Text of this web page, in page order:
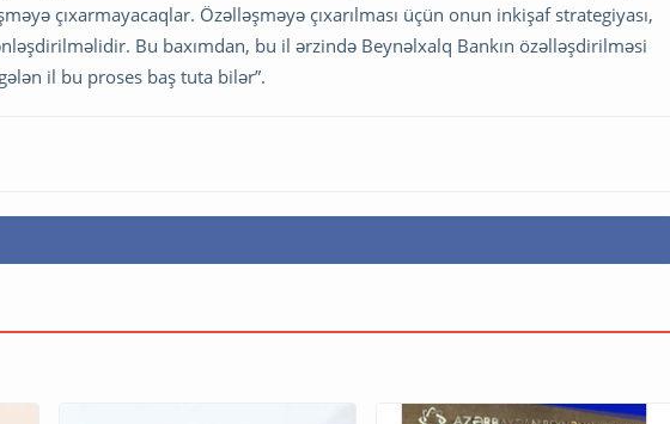
çıxarmayacaqlar. Özəlləşməyə çıxarılması üçün onun inkişaf strategiyası,
Bu baxımdan, bu il ərzində Beynəlxalq Bankın özəlləşdirilməsi
il bu proses baş tuta bilər”.